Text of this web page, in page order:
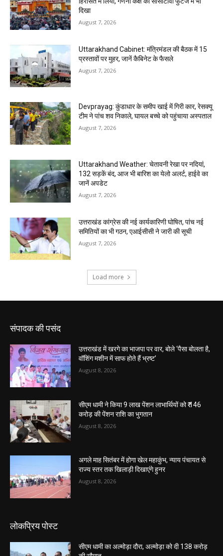
संपादक की पसंद
उत्तराखंड में खरगे का भाजपा पर वार, बोले ‘पैसा बोलता है,
वॉशिंग मशीन में साफ होते हैं भ्रष्ट’
August 8, 2026
सीएम धामी ने किया 9 लाख पेंशन लाभार्थियों को ₹ 146
करोड़ की पेंशन राशि का भुगतान
August 8, 2026
अगले माह सितंबर में होगा खेल महाकुंभ, न्याय पंचायत से
राज्य स्तर तक खिलाड़ी दिखाएंगे हुनर
August 8, 2026
लोकप्रिय पोस्ट
सीएम धामी का अल्मोड़ा दौरा, अल्मोड़ा को दी 138 करोड़